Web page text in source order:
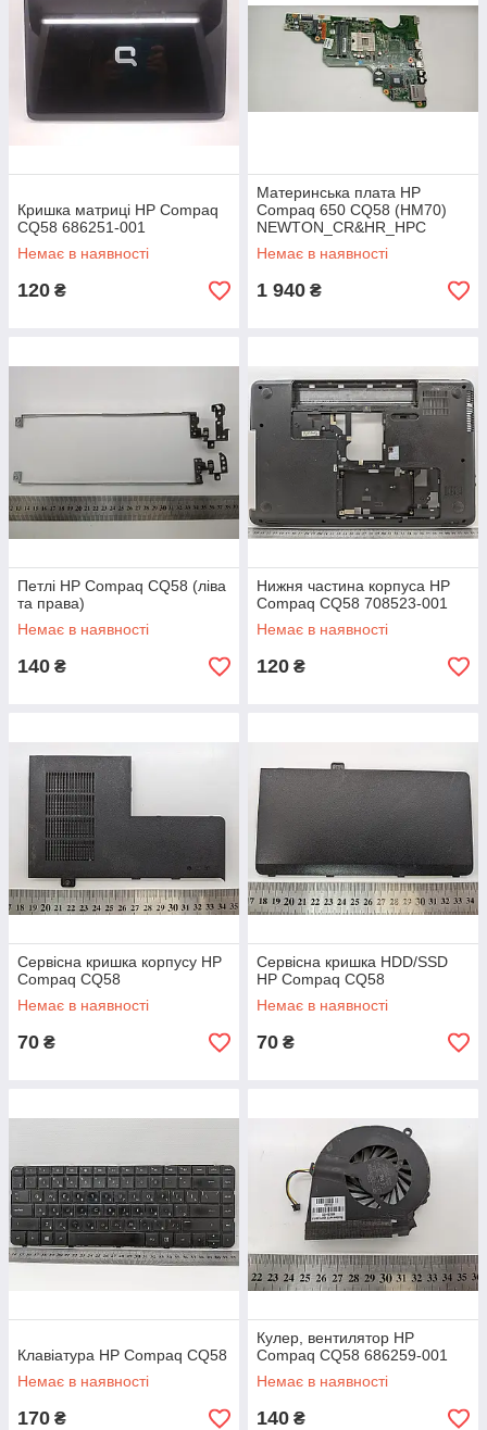
Кришка матриці HP Compaq
CQ58 686251-001
Немає в наявності
120 ₴
Материнська плата HP
Compaq 650 CQ58 (HM70)
NEWTON_CR&HR_HPC
MV_MB_V1
Немає в наявності
1 940 ₴
Петлі HP Compaq CQ58 (ліва
та права)
Немає в наявності
140 ₴
Нижня частина корпуса HP
Compaq CQ58 708523-001
Немає в наявності
120 ₴
Сервісна кришка корпусу HP
Compaq CQ58
Немає в наявності
70 ₴
Сервісна кришка HDD/SSD
HP Compaq CQ58
Немає в наявності
70 ₴
Клавіатура HP Compaq CQ58
Немає в наявності
170 ₴
Кулер, вентилятор HP
Compaq CQ58 686259-001
Немає в наявності
140 ₴